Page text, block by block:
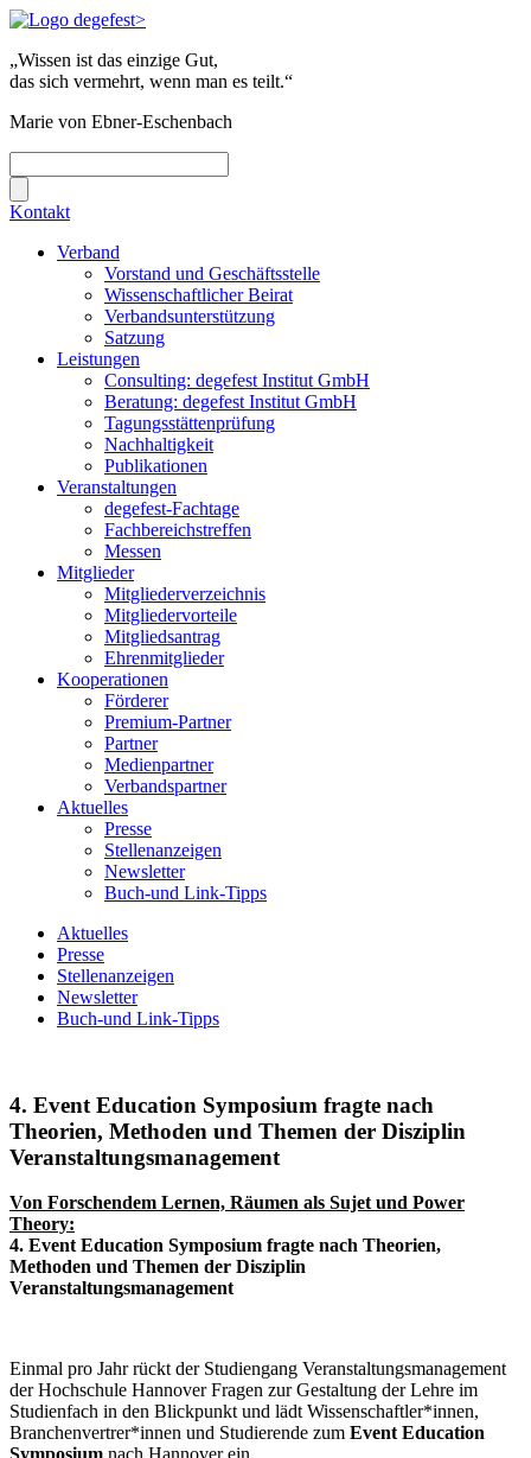
„Wissen ist das einzige Gut,
das sich vermehrt, wenn man es teilt.“
Marie von Ebner-Eschenbach
Kontakt
Verband
Vorstand und Geschäftsstelle
Wissenschaftlicher Beirat
Verbandsunterstützung
Satzung
Leistungen
Consulting: degefest Institut GmbH
Beratung: degefest Institut GmbH
Tagungsstättenprüfung
Nachhaltigkeit
Publikationen
Veranstaltungen
degefest-Fachtage
Fachbereichstreffen
Messen
Mitglieder
Mitgliederverzeichnis
Mitgliedervorteile
Mitgliedsantrag
Ehrenmitglieder
Kooperationen
Förderer
Premium-Partner
Partner
Medienpartner
Verbandspartner
Aktuelles
Presse
Stellenanzeigen
Newsletter
Buch-und Link-Tipps
Aktuelles
Presse
Stellenanzeigen
Newsletter
Buch-und Link-Tipps
4. Event Education Symposium fragte nach
Theorien, Methoden und Themen der Disziplin
Veranstaltungsmanagement
Von Forschendem Lernen, Räumen als Sujet und Power
Theory:
4. Event Education Symposium fragte nach Theorien,
Methoden und Themen der Disziplin
Veranstaltungsmanagement
Einmal pro Jahr rückt der Studiengang Veranstaltungsmanagement
der Hochschule Hannover Fragen zur Gestaltung der Lehre im
Studienfach in den Blickpunkt und lädt Wissenschaftler*innen,
Branchenvertrer*innen und Studierende zum Event Education